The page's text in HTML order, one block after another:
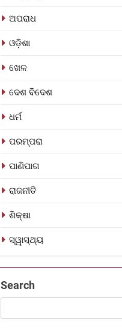
ଅପରାଧ
ଓଡ଼ିଶା
ଖେଳ
ଦେଶ ବିଦେଶ
ଧର୍ମ
ପରମ୍ପରା
ପାଣିପାଗ
ରାଜନୀତି
ଶିକ୍ଷା
ସ୍ୱାସ୍ଥ୍ୟ
Search